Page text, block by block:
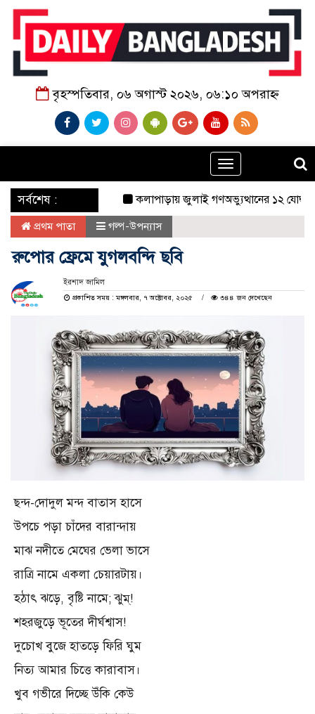
বৃহস্পতিবার, ০৬ অগাস্ট ২০২৬, ০৬:১০ অপরাহ্ন
Toggle
navigation
‌ সর্বশেষ : কলাপাড়ায় জুলাই গণঅভ্যুত্থানের ১২ যোদ্ধাকে
প্রথম পাতা গল্প-উপন্যাস
রুপোর ফ্রেমে যুগলবন্দি ছবি
ইরশাদ জামিল
প্রকাশিত সময় : মঙ্গলবার, ৭ অক্টোবর, ২০২৫
৩৪৪ জন দেখেছেন
ছন্দ-দোদুল মন্দ বাতাস হাসে
উপচে পড়া চাঁদের বারান্দায়
মাঝ নদীতে মেঘের ভেলা ভাসে
রাত্রি নামে একলা চেয়ারটায়।
হঠাৎ ঝড়ে, বৃষ্টি নামে; ঝুম্!
শহরজুড়ে ভূতের দীর্ঘশ্বাস!
দুচোখ বুজে হাতড়ে ফিরি ঘুম
নিত্য আমার চিত্তে কারাবাস।
খুব গভীরে দিচ্ছে উঁকি কেউ